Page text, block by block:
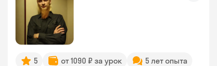
5 от 1090 ₽ за урок
5 лет опыта